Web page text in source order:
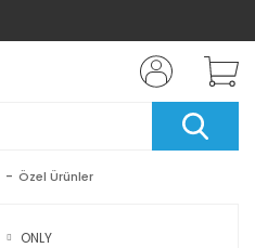
Özel Ürünler
ONLY